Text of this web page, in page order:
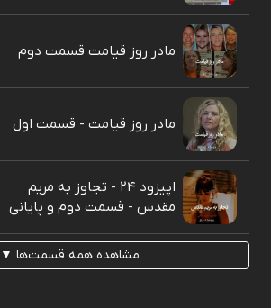
مادر روز قیامت قسمت دوم
مادر روز قیامت - قسمت اول
اپیزود ۲۴ - تجاوز به مریم
مقدس - قسمت دوم و پایانی
مشاهده همه قسمت‌ها ▼